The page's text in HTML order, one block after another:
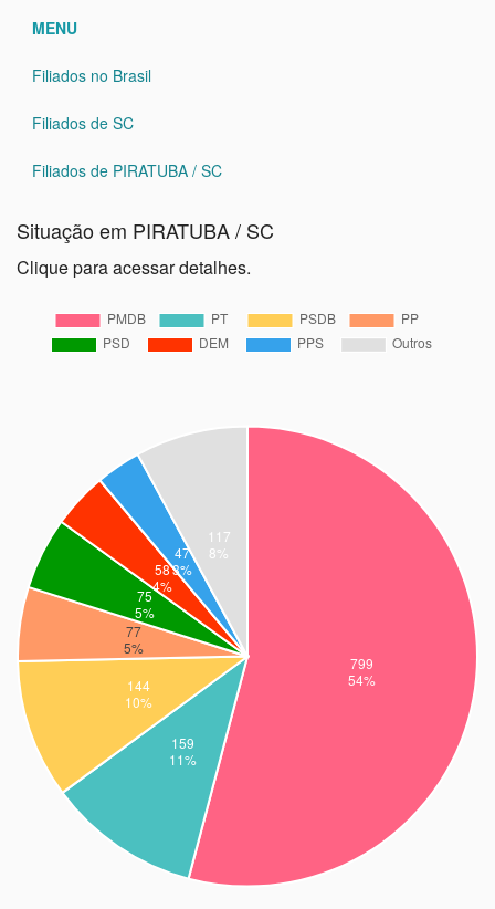
MENU
Filiados no Brasil
Filiados de SC
Filiados de PIRATUBA / SC
Situação em PIRATUBA / SC
Clique para acessar detalhes.